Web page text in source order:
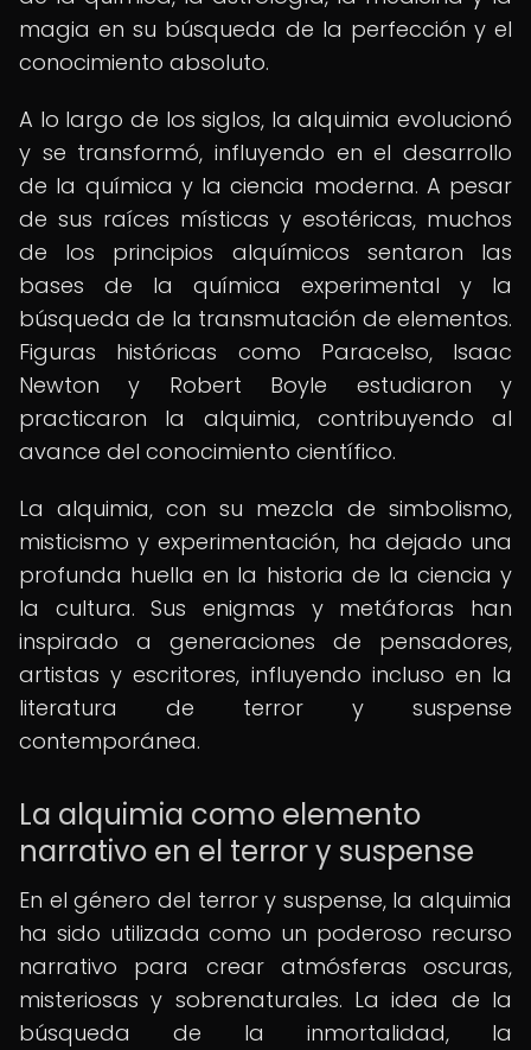
magia en su búsqueda de la perfección y el
conocimiento absoluto.
A lo largo de los siglos, la alquimia evolucionó
y se transformó, influyendo en el desarrollo
de la química y la ciencia moderna. A pesar
de sus raíces místicas y esotéricas, muchos
de los principios alquímicos sentaron las
bases de la química experimental y la
búsqueda de la transmutación de elementos.
Figuras históricas como Paracelso, Isaac
Newton y Robert Boyle estudiaron y
practicaron la alquimia, contribuyendo al
avance del conocimiento científico.
La alquimia, con su mezcla de simbolismo,
misticismo y experimentación, ha dejado una
profunda huella en la historia de la ciencia y
la cultura. Sus enigmas y metáforas han
inspirado a generaciones de pensadores,
artistas y escritores, influyendo incluso en la
literatura de terror y suspense
contemporánea.
La alquimia como elemento
narrativo en el terror y suspense
En el género del terror y suspense, la alquimia
ha sido utilizada como un poderoso recurso
narrativo para crear atmósferas oscuras,
misteriosas y sobrenaturales. La idea de la
búsqueda de la inmortalidad, la